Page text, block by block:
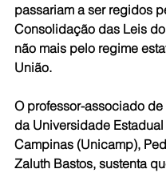
passariam a ser regidos
Consolidação das Leis
não mais pelo regime
União.
O professor-associado
da Universidade
Campinas (Unicamp),
Zaluth Bastos, sustenta